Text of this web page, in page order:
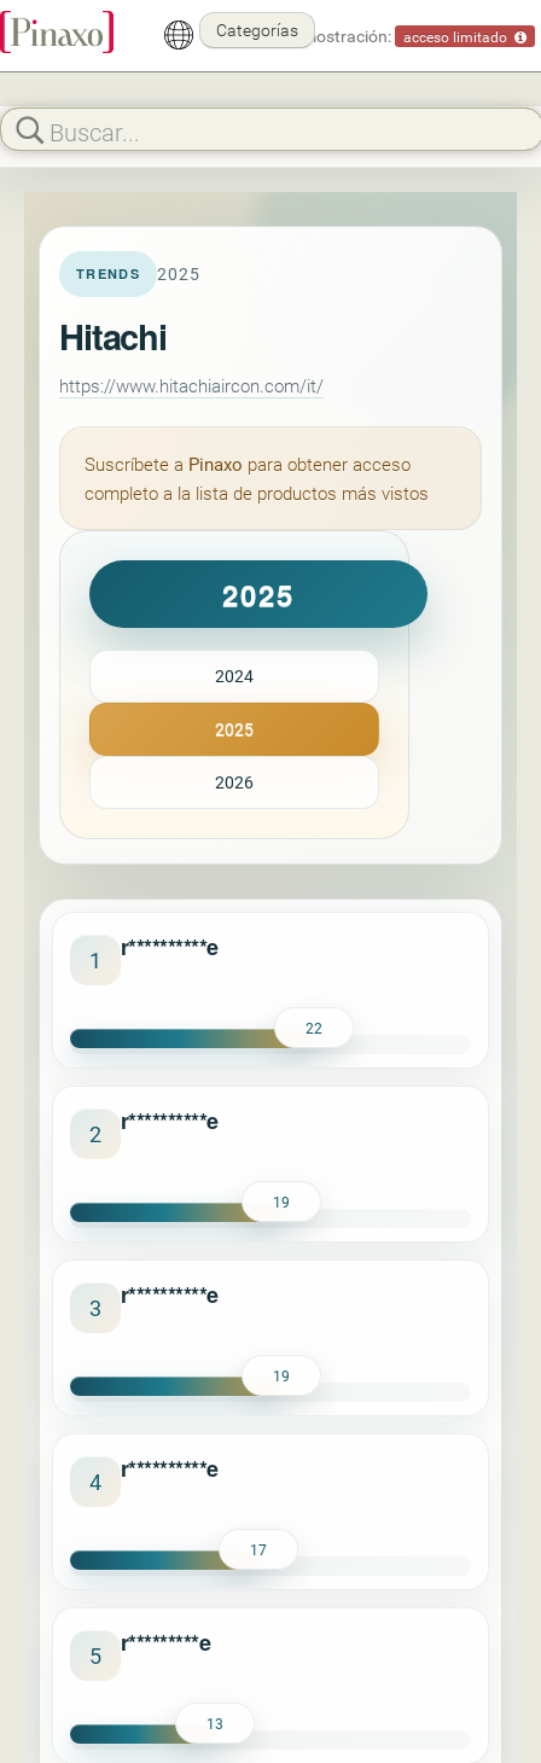
Modo demostración: acceso limitado
Categorías
TRENDS 2025
Hitachi
https://www.hitachiaircon.com/it/
Suscríbete a Pinaxo para obtener acceso
completo a la lista de productos más vistos
2025
2024
2025
2026
1 r**********e
22
2 r**********e
19
3 r**********e
19
4 r**********e
17
5 r*********e
13